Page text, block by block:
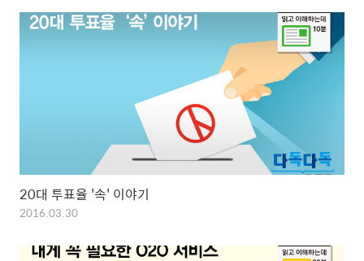
20대 투표율 '속' 이야기
2016.03.30